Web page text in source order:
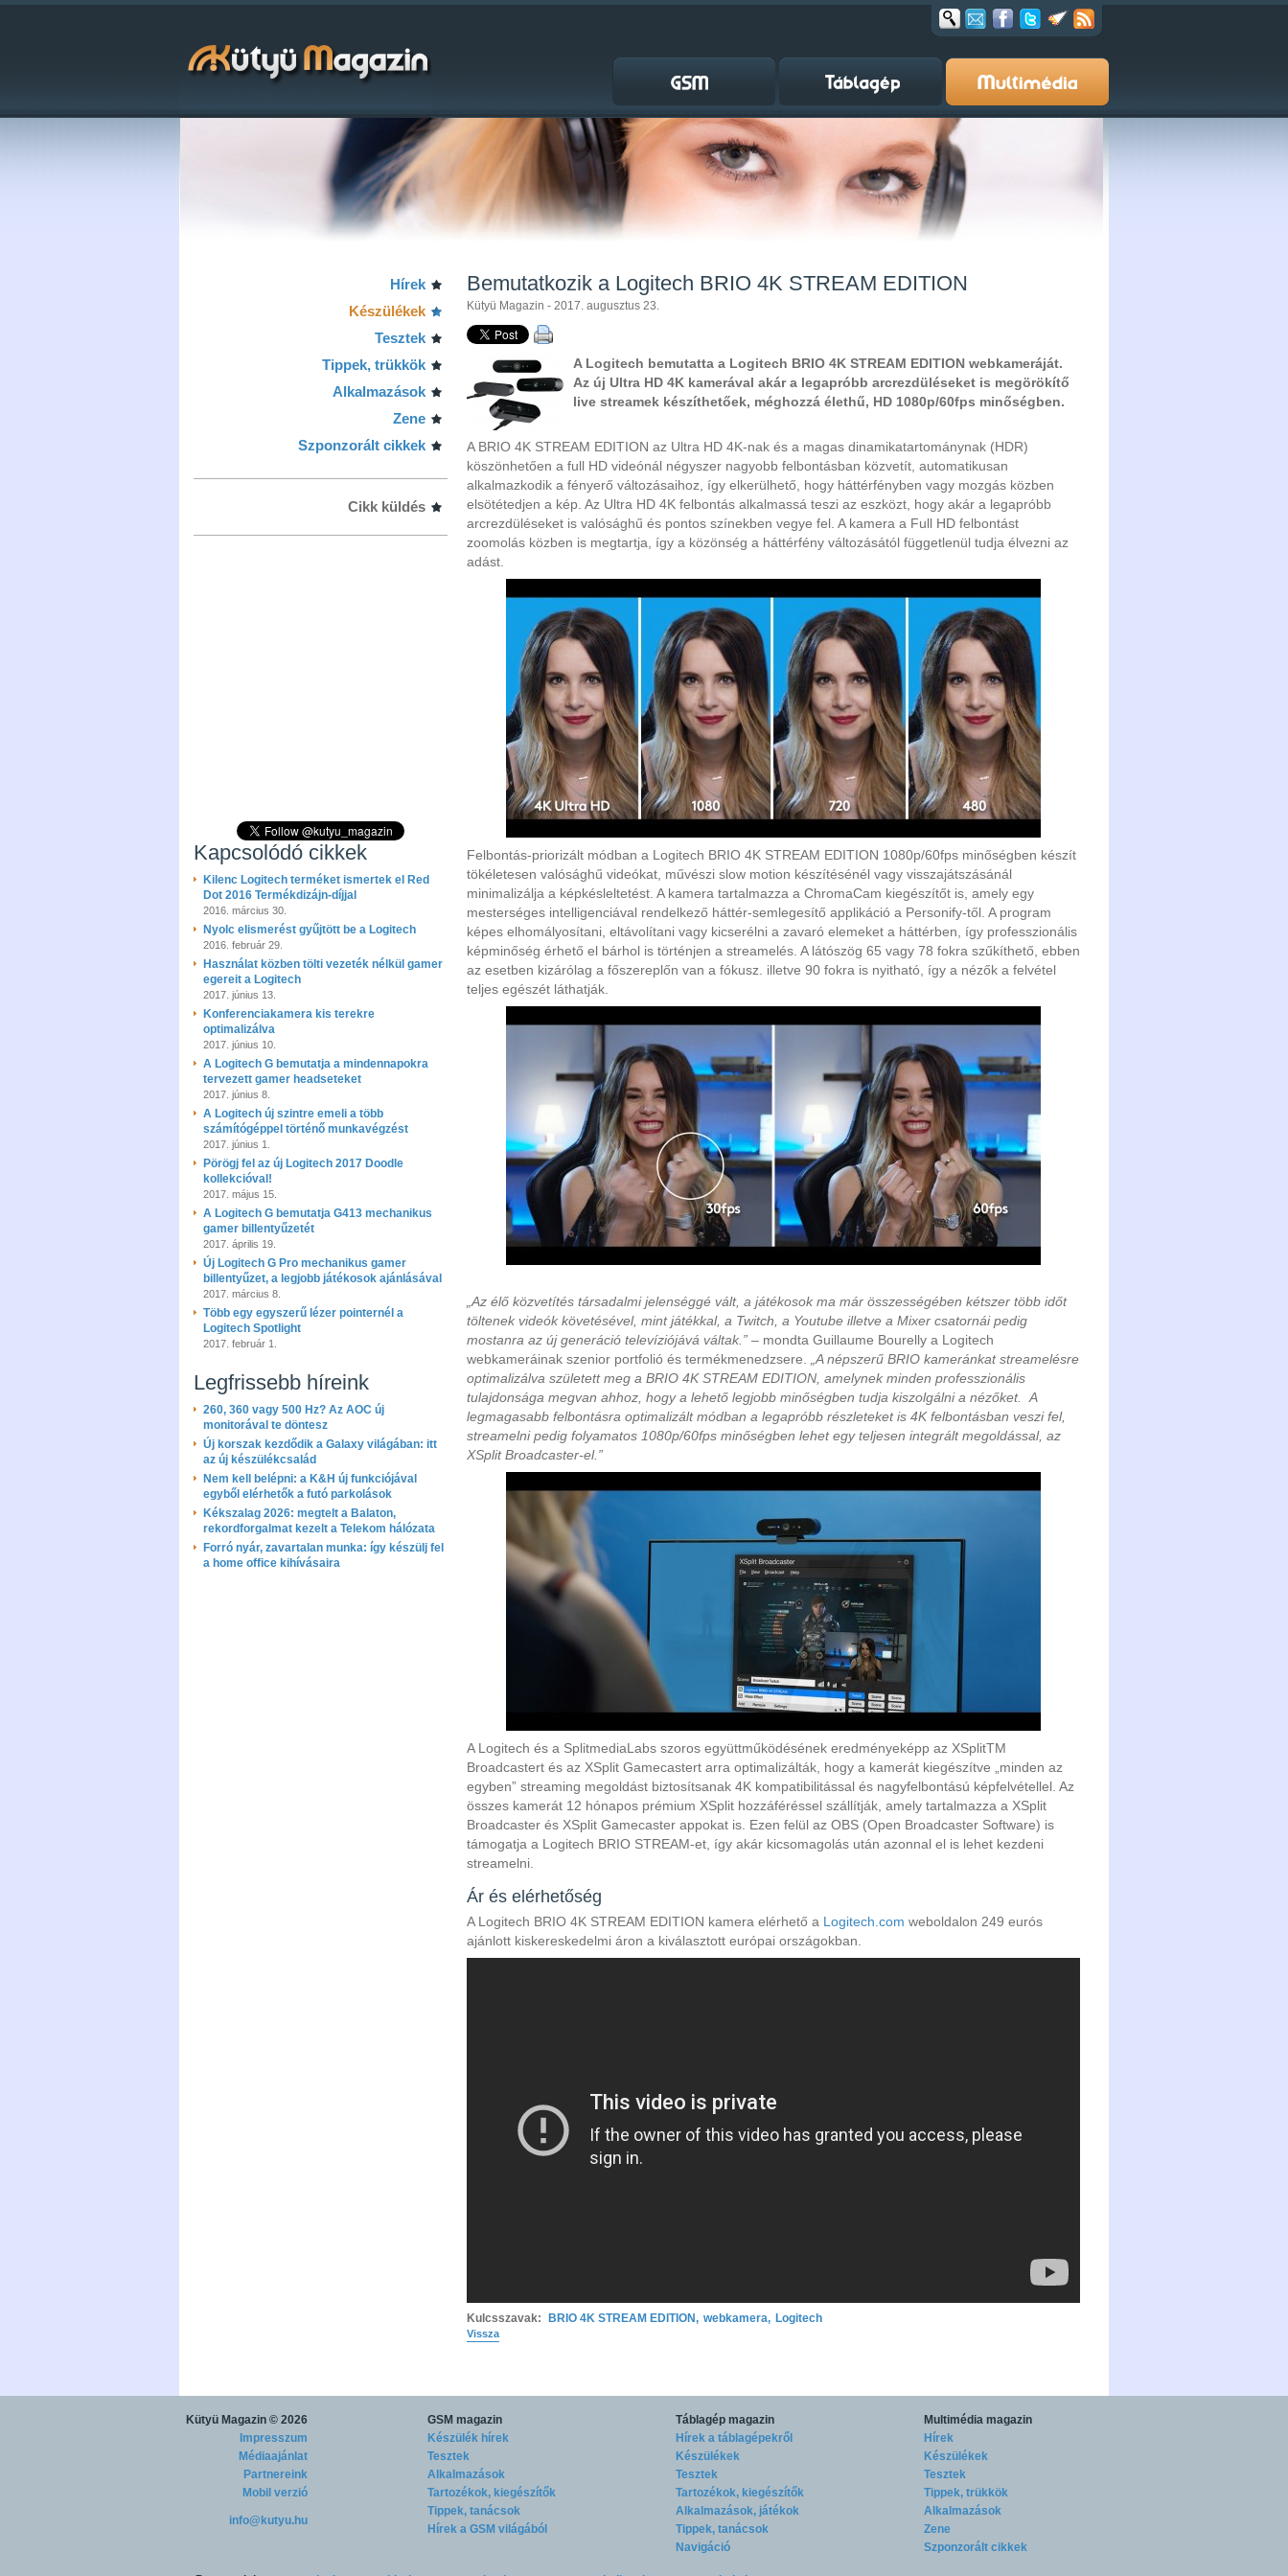
Hírek
Készülékek
Tesztek
Tippek, trükkök
Alkalmazások
Zene
Szponzorált cikkek
Cikk küldés
Kapcsolódó cikkek
Kilenc Logitech terméket ismertek el Red
Dot 2016 Termékdizájn-díjjal
2016. március 30.
Nyolc elismerést gyűjtött be a Logitech
2016. február 29.
Használat közben tölti vezeték nélkül gamer
egereit a Logitech
2017. június 13.
Konferenciakamera kis terekre
optimalizálva
2017. június 10.
A Logitech G bemutatja a mindennapokra
tervezett gamer headseteket
2017. június 8.
A Logitech új szintre emeli a több
számítógéppel történő munkavégzést
2017. június 1.
Pörögj fel az új Logitech 2017 Doodle
kollekcióval!
2017. május 15.
A Logitech G bemutatja G413 mechanikus
gamer billentyűzetét
2017. április 19.
Új Logitech G Pro mechanikus gamer
billentyűzet, a legjobb játékosok ajánlásával
2017. március 8.
Több egy egyszerű lézer pointernél a
Logitech Spotlight
2017. február 1.
Legfrissebb híreink
260, 360 vagy 500 Hz? Az AOC új
monitorával te döntesz
Új korszak kezdődik a Galaxy világában: itt
az új készülékcsalád
Nem kell belépni: a K&H új funkciójával
egyből elérhetők a futó parkolások
Kékszalag 2026: megtelt a Balaton,
rekordforgalmat kezelt a Telekom hálózata
Forró nyár, zavartalan munka: így készülj fel
a home office kihívásaira
Bemutatkozik a Logitech BRIO 4K STREAM EDITION
Kütyü Magazin - 2017. augusztus 23.
A Logitech bemutatta a Logitech BRIO 4K STREAM EDITION webkameráját.
Az új Ultra HD 4K kamerával akár a legapróbb arcrezdüléseket is megörökítő
live streamek készíthetőek, méghozzá élethű, HD 1080p/60fps minőségben.
A BRIO 4K STREAM EDITION az Ultra HD 4K-nak és a magas dinamikatartománynak (HDR)
köszönhetően a full HD videónál négyszer nagyobb felbontásban közvetít, automatikusan
alkalmazkodik a fényerő változásaihoz, így elkerülhető, hogy háttérfényben vagy mozgás közben
elsötétedjen a kép. Az Ultra HD 4K felbontás alkalmassá teszi az eszközt, hogy akár a legapróbb
arcrezdüléseket is valósághű és pontos színekben vegye fel. A kamera a Full HD felbontást
zoomolás közben is megtartja, így a közönség a háttérfény változásától függetlenül tudja élvezni az
adást.
Felbontás-priorizált módban a Logitech BRIO 4K STREAM EDITION 1080p/60fps minőségben készít
tökéletesen valósághű videókat, művészi slow motion készítésénél vagy visszajátszásánál
minimalizálja a képkésleltetést. A kamera tartalmazza a ChromaCam kiegészítőt is, amely egy
mesterséges intelligenciával rendelkező háttér-semlegesítő applikáció a Personify-től. A program
képes elhomályosítani, eltávolítani vagy kicserélni a zavaró elemeket a háttérben, így professzionális
képminőség érhető el bárhol is történjen a streamelés. A látószög 65 vagy 78 fokra szűkíthető, ebben
az esetben kizárólag a főszereplőn van a fókusz. illetve 90 fokra is nyitható, így a nézők a felvétel
teljes egészét láthatják.
„Az élő közvetítés társadalmi jelenséggé vált, a játékosok ma már összességében kétszer több időt
töltenek videók követésével, mint játékkal, a Twitch, a Youtube illetve a Mixer csatornái pedig
mostanra az új generáció televíziójává váltak.” – mondta Guillaume Bourelly a Logitech
webkameráinak szenior portfolió és termékmenedzsere.
„A népszerű BRIO kameránkat streamelésre
optimalizálva született meg a BRIO 4K STREAM EDITION, amelynek minden professzionális
tulajdonsága megvan ahhoz, hogy a lehető legjobb minőségben tudja kiszolgálni a nézőket. A
legmagasabb felbontásra optimalizált módban a legapróbb részleteket is 4K felbontásban veszi fel,
streamelni pedig folyamatos 1080p/60fps minőségben lehet egy teljesen integrált megoldással, az
XSplit Broadcaster-el.”
A Logitech és a SplitmediaLabs szoros együttműködésének eredményeképp az XSplitTM
Broadcastert és az XSplit Gamecastert arra optimalizálták, hogy a kamerát kiegészítve „minden az
egyben” streaming megoldást biztosítsanak 4K kompatibilitással és nagyfelbontású képfelvétellel. Az
összes kamerát 12 hónapos prémium XSplit hozzáféréssel szállítják, amely tartalmazza a XSplit
Broadcaster és XSplit Gamecaster appokat is. Ezen felül az OBS (Open Broadcaster Software) is
támogatja a Logitech BRIO STREAM-et, így akár kicsomagolás után azonnal el is lehet kezdeni
streamelni.
Ár és elérhetőség
A Logitech BRIO 4K STREAM EDITION kamera elérhető a Logitech.com weboldalon 249 eurós
ajánlott kiskereskedelmi áron a kiválasztott európai országokban.
Kulcsszavak: BRIO 4K STREAM EDITION, webkamera, Logitech
Vissza
Kütyü Magazin © 2026
Impresszum
Médiaajánlat
Partnereink
Mobil verzió
info@kutyu.hu
GSM magazin
Készülék hírek
Tesztek
Alkalmazások
Tartozékok, kiegészítők
Tippek, tanácsok
Hírek a GSM világából
Táblagép magazin
Hírek a táblagépekről
Készülékek
Tesztek
Tartozékok, kiegészítők
Alkalmazások, játékok
Tippek, tanácsok
Navigáció
Multimédia magazin
Hírek
Készülékek
Tesztek
Tippek, trükkök
Alkalmazások
Zene
Szponzorált cikkek